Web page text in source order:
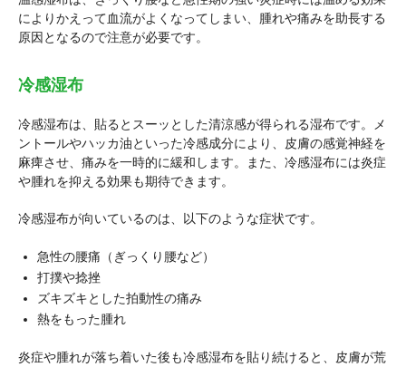
によりかえって血流がよくなってしまい、腫れや痛みを助長する
原因となるので注意が必要です。
冷感湿布
冷感湿布は、貼るとスーッとした清涼感が得られる湿布です。メ
ントールやハッカ油といった冷感成分により、皮膚の感覚神経を
麻痺させ、痛みを一時的に緩和します。また、冷感湿布には炎症
や腫れを抑える効果も期待できます。
冷感湿布が向いているのは、以下のような症状です。
急性の腰痛（ぎっくり腰など）
打撲や捻挫
ズキズキとした拍動性の痛み
熱をもった腫れ
炎症や腫れが落ち着いた後も冷感湿布を貼り続けると、皮膚が荒